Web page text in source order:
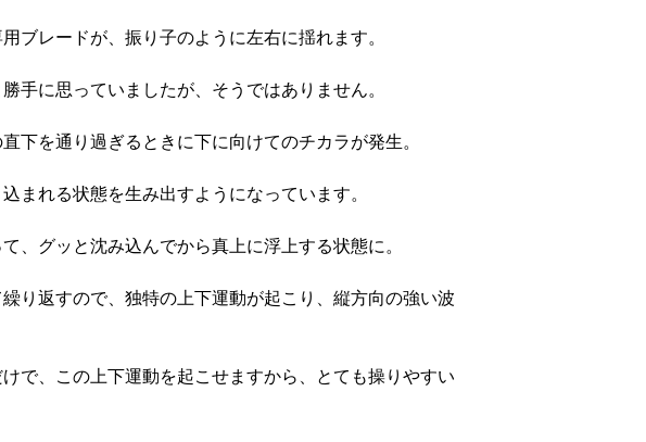
ブレードが、振り子のように左右に揺れます。
手に思っていましたが、そうではありません。
下を通り過ぎるときに下に向けてのチカラが発生。
まれる状態を生み出すようになっています。
、グッと沈み込んでから真上に浮上する状態に。
り返すので、独特の上下運動が起こり、縦方向の強い波
で、この上下運動を起こせますから、とても操りやすい